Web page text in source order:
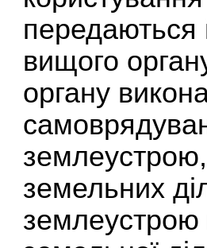
передаються
вищого
органу
земельних